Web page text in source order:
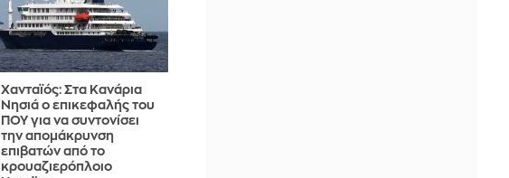
Χανταϊός: Στα Κανάρια
Νησιά ο επικεφαλής του
ΠΟΥ για να συντονίσει
την απομάκρυνση
επιβατών από το
κρουαζιερόπλοιο